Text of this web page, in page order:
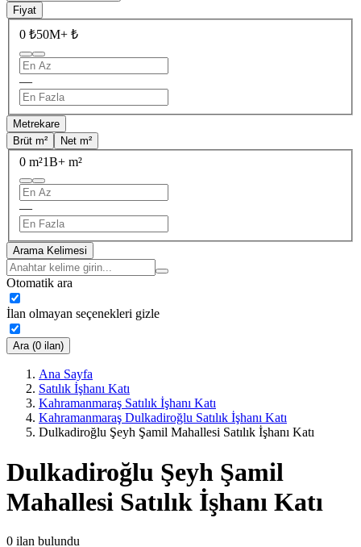
Fiyat
0 ₺50M+ ₺
—
Metrekare
Brüt m²
Net m²
0 m²1B+ m²
—
Arama Kelimesi
Otomatik ara
İlan olmayan seçenekleri gizle
Ara (0 ilan)
Ana Sayfa
Satılık İşhanı Katı
Kahramanmaraş Satılık İşhanı Katı
Kahramanmaraş Dulkadiroğlu Satılık İşhanı Katı
Dulkadiroğlu Şeyh Şamil Mahallesi Satılık İşhanı Katı
Dulkadiroğlu Şeyh Şamil
Mahallesi Satılık İşhanı Katı
0 ilan bulundu